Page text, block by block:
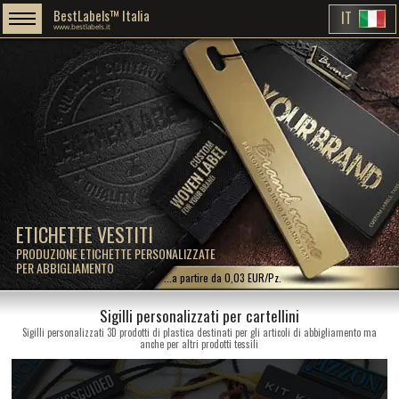
ETICHETTE VESTITI
PRODUZIONE ETICHETTE PERSONALIZZATE
PER ABBIGLIAMENTO
BestLabels™ Italia
www.bestlabels.it IT
...a partire da 0,03 EUR/Pz.
Sigilli personalizzati per cartellini
Sigilli personalizzati 3D prodotti di plastica destinati per gli articoli di abbigliamento ma
anche per altri prodotti tessili